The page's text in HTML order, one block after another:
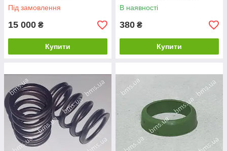
Під замовлення
15 000 ₴
Купити
В наявності
380 ₴
Купити